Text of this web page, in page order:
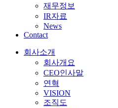
재무정보
IR자료
News
Contact
회사소개
회사개요
CEO인사말
연혁
VISION
조직도